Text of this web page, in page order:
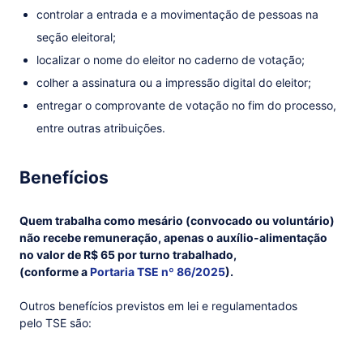
controlar a entrada e a movimentação de pessoas na
seção eleitoral;
localizar o nome do eleitor no caderno de votação;
colher a assinatura ou a impressão digital do eleitor;
entregar o comprovante de votação no fim do processo,
entre outras atribuições.
Benefícios
Quem trabalha como mesário (convocado ou voluntário)
não recebe remuneração, apenas o auxílio-alimentação
no valor de R$ 65 por turno trabalhado,
(conforme aPortaria TSE nº 86/2025).
Outros benefícios previstos em lei e regulamentados
pelo TSE são: